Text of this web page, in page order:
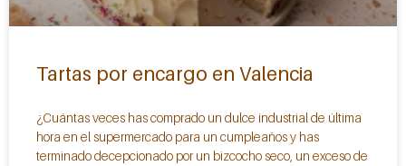
Tartas por encargo en Valencia
¿Cuántas veces has comprado un dulce industrial de última
hora en el supermercado para un cumpleaños y has
terminado decepcionado por un bizcocho seco, un exceso de